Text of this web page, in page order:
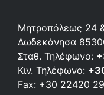
Μητροπόλεως 24
Δωδεκάνησα
Σταθ. Τηλέφωνο:
Κιν. Τηλέφωνο:
Fax: +30 22420